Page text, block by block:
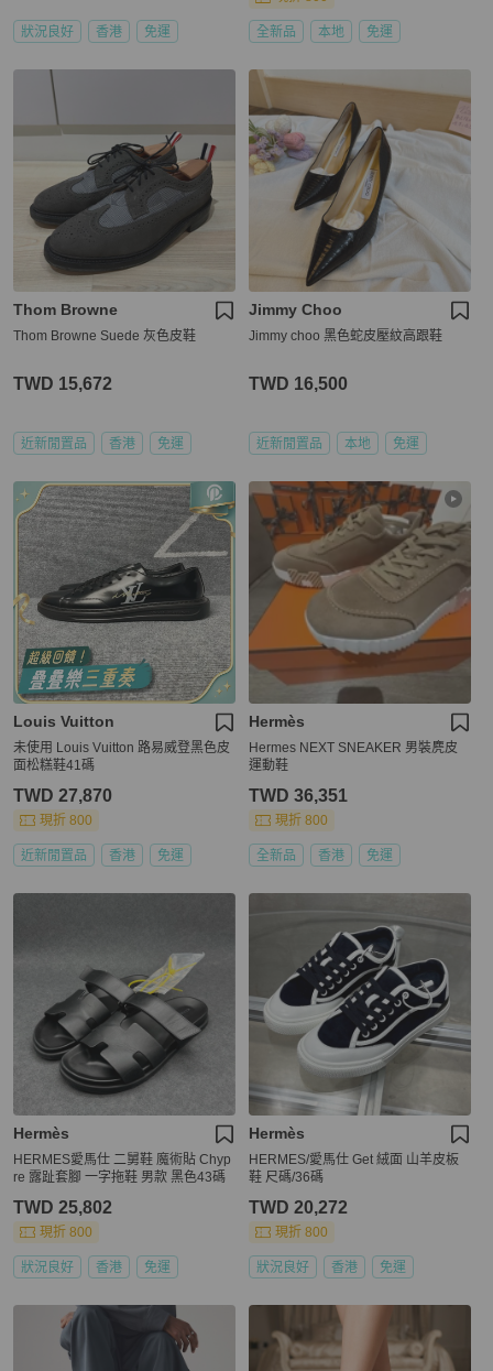
狀況良好 香港 免運 全新品 本地 免運
Thom Browne
Thom Browne Suede 灰色皮鞋
TWD 15,672
近新閒置品 香港 免運
Jimmy Choo
Jimmy choo 黑色蛇皮壓紋高跟鞋
TWD 16,500
近新閒置品 本地 免運
Louis Vuitton
未使用 Louis Vuitton 路易威登黑色皮
面松糕鞋41碼
TWD 27,870
現折 800
近新閒置品 香港 免運
Hermès
Hermes NEXT SNEAKER 男裝麂皮
運動鞋
TWD 36,351
現折 800
全新品 香港 免運
Hermès
HERMES愛馬仕 二舅鞋 魔術貼 Chyp
re 露趾套腳 一字拖鞋 男款 黑色43碼
TWD 25,802
現折 800
狀況良好 香港 免運
Hermès
HERMES/愛馬仕 Get 絨面 山羊皮板
鞋 尺碼/36碼
TWD 20,272
現折 800
狀況良好 香港 免運